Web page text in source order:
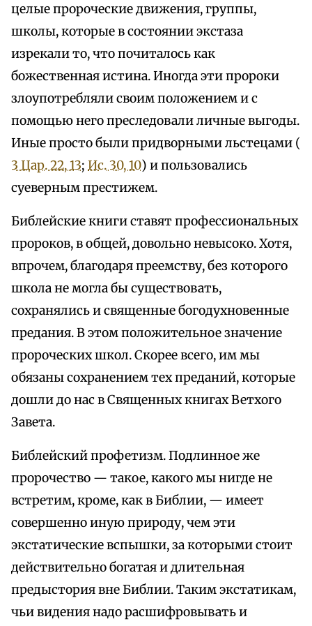
целые пророческие движения, группы,
школы, которые в состоянии экстаза
изрекали то, что почиталось как
божественная истина. Иногда эти пророки
злоупотребляли своим положением и с
помощью него преследовали личные выгоды.
Иные просто были придворными льстецами (
3 Цар. 22, 13; Ис. 30, 10) и пользовались
суеверным престижем.
Библейские книги ставят профессиональных
пророков, в общей, довольно невысоко. Хотя,
впрочем, благодаря преемству, без которого
школа не могла бы существовать,
сохранялись и священные богодухновенные
предания. В этом положительное значение
пророческих школ. Скорее всего, им мы
обязаны сохранением тех преданий, которые
дошли до нас в Священных книгах Ветхого
Завета.
Библейский профетизм. Подлинное же
пророчество — такое, какого мы нигде не
встретим, кроме, как в Библии, — имеет
совершенно иную природу, чем эти
экстатические вспышки, за которыми стоит
действительно богатая и длительная
предыстория вне Библии. Таким экстатикам,
чьи видения надо расшифровывать и